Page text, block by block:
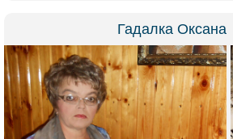
Гадалка Оксана